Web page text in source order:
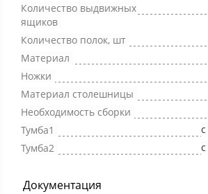
Количество выдвижных
ящиков
Количество полок, шт
Материал
Ножки
Материал столешницы
Необходимость сборки
Тумба1
Тумба2
Документация